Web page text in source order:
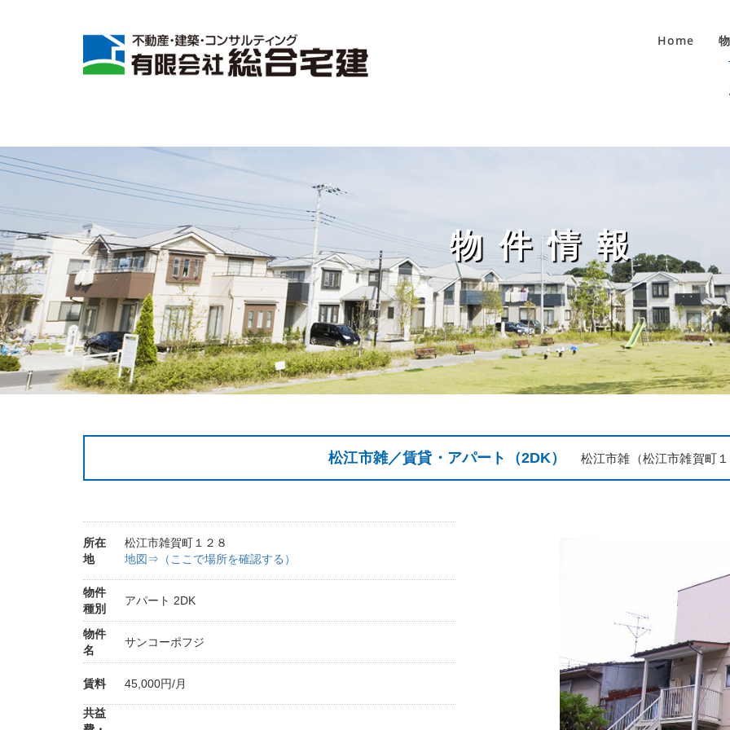
Home
物件情報
松江市雑／賃貸・アパート（2DK） 松江市雑（松江市雑賀町
所在
地
松江市雑賀町１２８
地図⇒（ここで場所を確認する）
物件
種別
アパート 2DK
物件
名
サンコーポフジ
賃料 45,000円/月
共益